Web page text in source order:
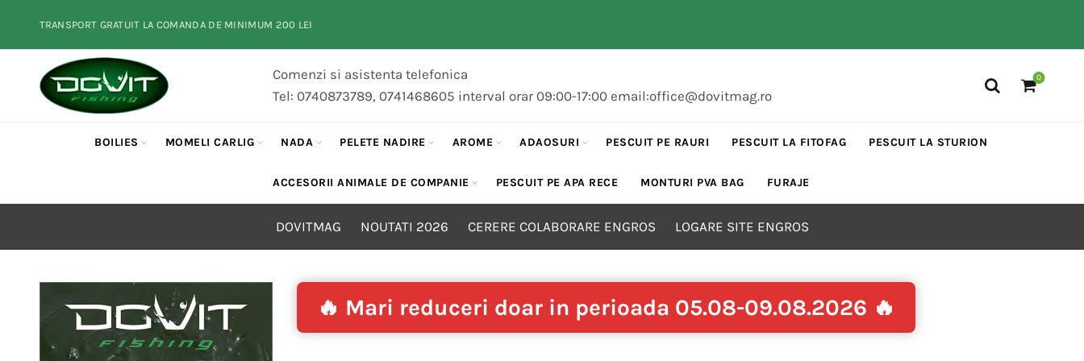
TRANSPORT GRATUIT LA COMANDA DE MINIMUM 200 LEI
Comenzi si asistenta telefonica
Tel: 0740873789, 0741468605 interval orar 09:00-17:00 email:office@dovitmag.ro
0
BOILIES MOMELI CARLIG NADA PELETE NADIRE AROME ADAOSURI PESCUIT PE RAURI PESCUIT LA FITOFAG PESCUIT LA STURION
ACCESORII ANIMALE DE COMPANIE PESCUIT PE APA RECE MONTURI PVA BAG FURAJE
DOVITMAG NOUTATI 2026 CERERE COLABORARE ENGROS LOGARE SITE ENGROS
🔥 Mari reduceri doar in perioada 05.08-09.08.2026 🔥